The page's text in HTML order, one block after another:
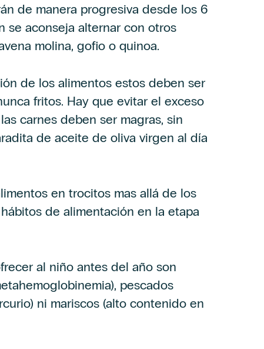
de manera progresiva desde los 6
se aconseja alternar con otros
molina, gofio o quinoa.
de los alimentos estos deben ser
fritos. Hay que evitar el exceso
carnes deben ser magras, sin
de aceite de oliva virgen al día
en trocitos mas allá de los
de alimentación en la etapa
al niño antes del año son
pescados
ni mariscos (alto contenido en